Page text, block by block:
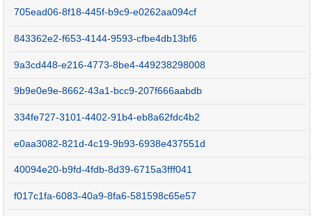
705ead06-8f18-445f-b9c9-e0262aa094cf
843362e2-f653-4144-9593-cfbe4db13bf6
9a3cd448-e216-4773-8be4-449238298008
9b9e0e9e-8662-43a1-bcc9-207f666aabdb
334fe727-3101-4402-91b4-eb8a62fdc4b2
e0aa3082-821d-4c19-9b93-6938e437551d
40094e20-b9fd-4fdb-8d39-6715a3fff041
f017c1fa-6083-40a9-8fa6-581598c65e57